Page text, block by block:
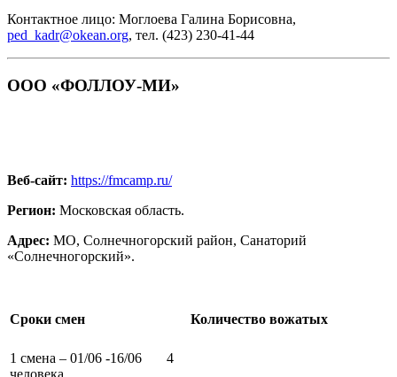
Контактное лицо: Моглоева Галина Борисовна,
ped_kadr@okean.org, тел. (423) 230-41-44
ООО «ФОЛЛОУ-МИ»
Веб-сайт: https://fmcamp.ru/
Регион: Московская область.
Адрес: МО, Солнечногорский район, Санаторий
«Солнечногорский».
Сроки смен Количество вожатых
1 смена – 01/06 -16/06 4
человека